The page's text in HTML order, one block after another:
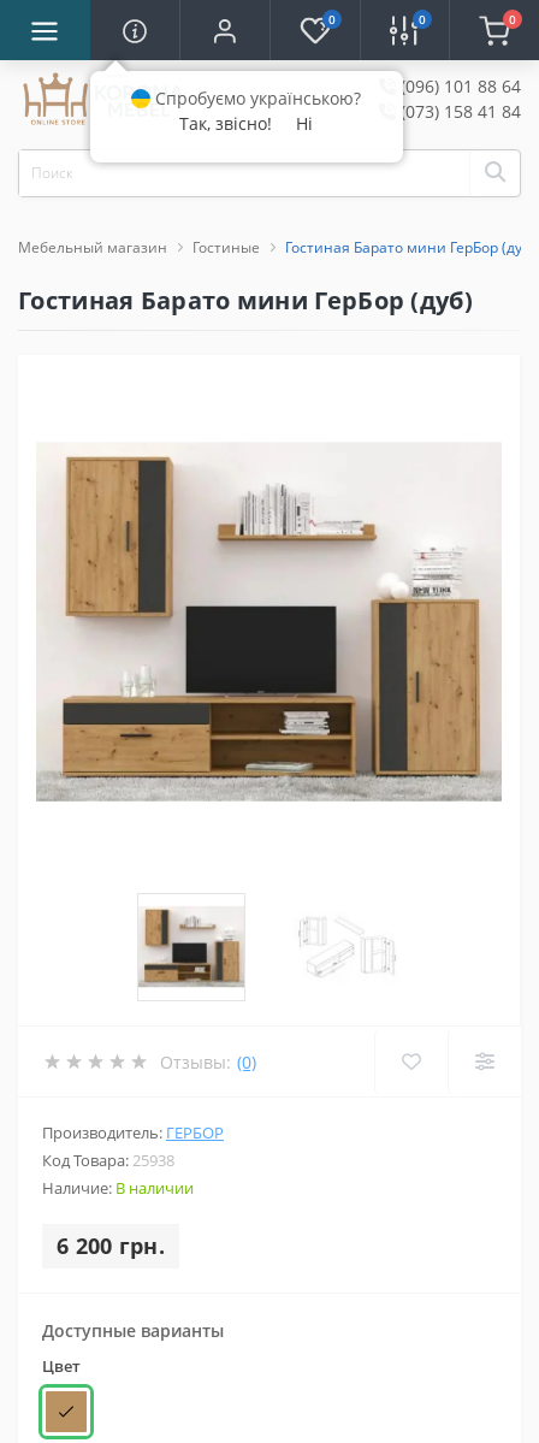
0 0 0
(096) 101 88 64
(073) 158 41 84
Мебельный магазин Гостиные Гостиная Барато мини ГерБор (дуб)
Гостиная Барато мини ГерБор (дуб)
Отзывы: (0)
Производитель: ГЕРБОР
Код Товара:25938
Наличие: В наличии
6 200 грн.
Доступные варианты
Цвет
Спробуємо українською?
Так, звісно!
Ні